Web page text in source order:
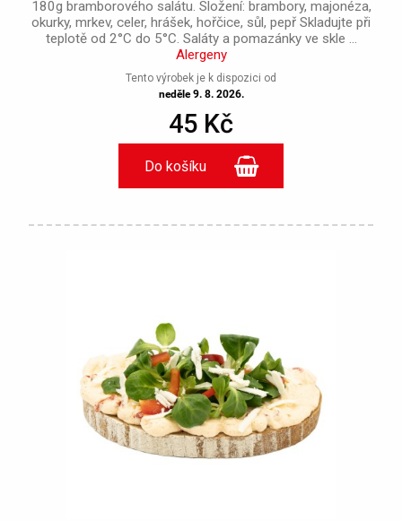
180g bramborového salátu. Složení: brambory, majonéza,
okurky, mrkev, celer, hrášek, hořčice, sůl, pepř Skladujte při
teplotě od 2°C do 5°C. Saláty a pomazánky ve skle ...
Alergeny
Tento výrobek je k dispozici od
neděle 9. 8. 2026.
45 Kč